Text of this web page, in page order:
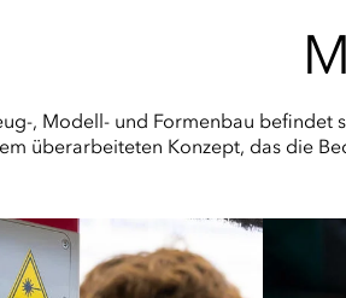
, Modell- und Formenbau
überarbeiteten Konzept, das die